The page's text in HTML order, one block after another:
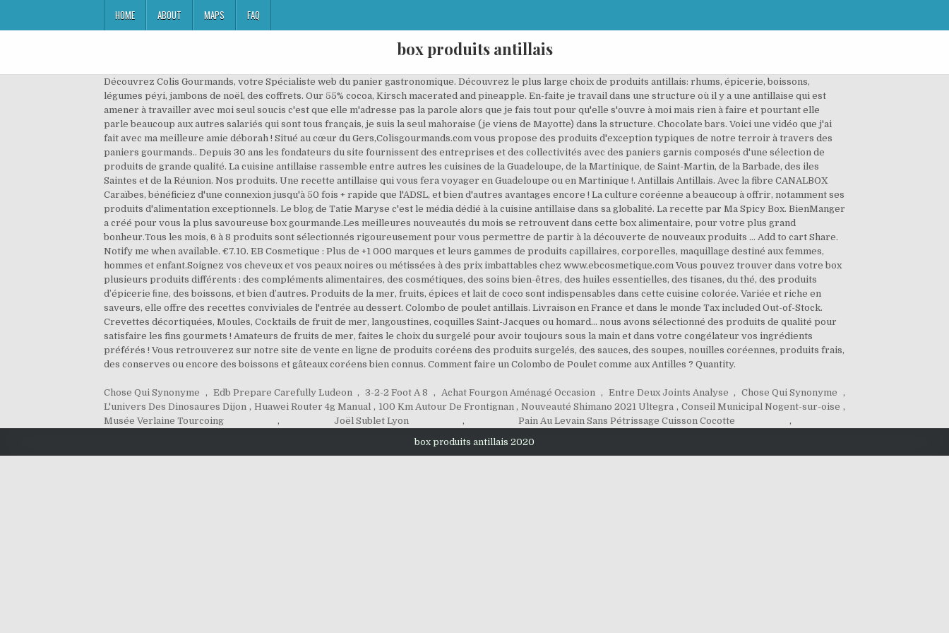
HOME ABOUT MAPS FAQ
box produits antillais
Découvrez Colis Gourmands, votre Spécialiste web du panier gastronomique. Découvrez le plus large choix de produits antillais: rhums, épicerie, boissons,
légumes péyi, jambons de noël, des coffrets. Our 55% cocoa, Kirsch macerated and pineapple. En-faite je travail dans une structure où il y a une antillaise qui est
amener à travailler avec moi seul soucis c'est que elle m'adresse pas la parole alors que je fais tout pour qu'elle s'ouvre à moi mais rien à faire et pourtant elle
parle beaucoup aux autres salariés qui sont tous français, je suis la seul mahoraise (je viens de Mayotte) dans la structure. Chocolate bars. Voici une vidéo que j'ai
fait avec ma meilleure amie déborah ! Situé au cœur du Gers,Colisgourmands.com vous propose des produits d'exception typiques de notre terroir à travers des
paniers gourmands.. Depuis 30 ans les fondateurs du site fournissent des entreprises et des collectivités avec des paniers garnis composés d'une sélection de
produits de grande qualité. La cuisine antillaise rassemble entre autres les cuisines de la Guadeloupe, de la Martinique, de Saint-Martin, de la Barbade, des iles
Saintes et de la Réunion. Nos produits. Une recette antillaise qui vous fera voyager en Guadeloupe ou en Martinique !. Antillais Antillais. Avec la fibre CANALBOX
Caraïbes, bénéficiez d'une connexion jusqu'à 50 fois + rapide que l'ADSL, et bien d'autres avantages encore ! La culture coréenne a beaucoup à offrir, notamment ses
produits d'alimentation exceptionnels. Le blog de Tatie Maryse c'est le média dédié à la cuisine antillaise dans sa globalité. La recette par Ma Spicy Box. BienManger
a créé pour vous la plus savoureuse box gourmande.Les meilleures nouveautés du mois se retrouvent dans cette box alimentaire, pour votre plus grand
bonheur.Tous les mois, 6 à 8 produits sont sélectionnés rigoureusement pour vous permettre de partir à la découverte de nouveaux produits … Add to cart Share.
Notify me when available. €7.10. EB Cosmetique : Plus de +1 000 marques et leurs gammes de produits capillaires, corporelles, maquillage destiné aux femmes,
hommes et enfant.Soignez vos cheveux et vos peaux noires ou métissées à des prix imbattables chez www.ebcosmetique.com Vous pouvez trouver dans votre box
plusieurs produits différents : des compléments alimentaires, des cosmétiques, des soins bien-êtres, des huiles essentielles, des tisanes, du thé, des produits
d’épicerie ﬁne, des boissons, et bien d’autres. Produits de la mer, fruits, épices et lait de coco sont indispensables dans cette cuisine colorée. Variée et riche en
saveurs, elle offre des recettes conviviales de l'entrée au dessert. Colombo de poulet antillais. Livraison en France et dans le monde Tax included Out-of-Stock.
Crevettes décortiquées, Moules, Cocktails de fruit de mer, langoustines, coquilles Saint-Jacques ou homard… nous avons sélectionné des produits de qualité pour
satisfaire les fins gourmets ! Amateurs de fruits de mer, faites le choix du surgelé pour avoir toujours sous la main et dans votre congélateur vos ingrédients
préférés ! Vous retrouverez sur notre site de vente en ligne de produits coréens des produits surgelés, des sauces, des soupes, nouilles coréennes, produits frais,
des conserves ou encore des boissons et gâteaux coréens bien connus. Comment faire un Colombo de Poulet comme aux Antilles ? Quantity.
Chose Qui Synonyme , Edb Prepare Carefully Ludeon , 3-2-2 Foot A 8 , Achat Fourgon Aménagé Occasion , Entre Deux Joints Analyse , Chose Qui Synonyme ,
L'univers Des Dinosaures Dijon , Huawei Router 4g Manual , 100 Km Autour De Frontignan , Nouveauté Shimano 2021 Ultegra , Conseil Municipal Nogent-sur-oise ,
Musée Verlaine Tourcoing
, Joël Sublet Lyon , Pain Au Levain Sans Pétrissage Cuisson Cocotte ,
box produits antillais 2020